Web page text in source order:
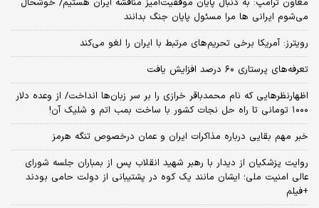
می‌شوم ایرانی ها مرا مسئول پایان جنگ بدانند
رویترز: آمریکا برخی تحریم‌های مرتبط با ایران را لغو می‌کند
تعرفه‌های پرستاری ۶۰ درصد افزایش یافت
اظهارنظرهایی که نام محمدباقر خرازی را بر سر زبان‌ها انداخت/ از وعده دلار
۱۰۰۰ تومانی تا راه حل نجات کشور با ساخت بمب اتم و شلیک آن!
خبر مهم بقایی درباره مذاکرات ایران و عمان درخصوص تنگه هرمز
روایت پزشکیان از دیدار با رهبر شهید انقلاب پس از بمباران جلسه شورای
عالی امنیت ملی؛ ایشان مانند یک کوه در پشتیبانی از دولت حامی بودند
+فیلم